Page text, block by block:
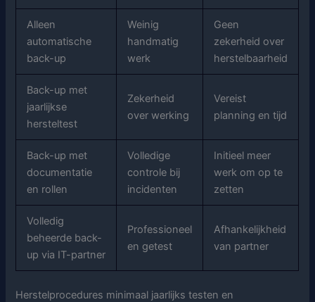
Alleen
automatische
back-up
Weinig
handmatig
werk
Geen
zekerheid over
herstelbaarheid
Back-up met
jaarlijkse
hersteltest
Zekerheid
over werking
Vereist
planning en tijd
Back-up met
documentatie
en rollen
Volledige
controle bij
incidenten
Initieel meer
werk om op te
zetten
Volledig
beheerde back-
up via IT-partner
Professioneel
en getest
Afhankelijkheid
van partner
Herstelprocedures minimaal jaarlijks testen en